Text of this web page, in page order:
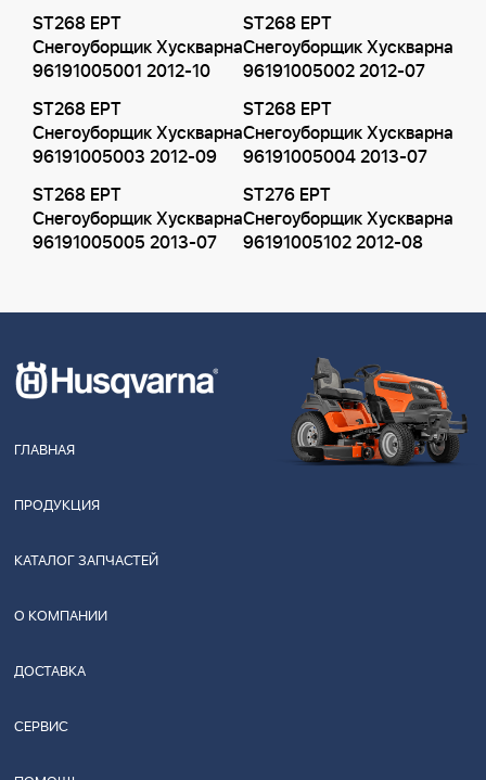
ST268 EPT
Снегоуборщик Хускварна
96191005001 2012-10
ST268 EPT
Снегоуборщик Хускварна
96191005002 2012-07
ST268 EPT
Снегоуборщик Хускварна
96191005003 2012-09
ST268 EPT
Снегоуборщик Хускварна
96191005004 2013-07
ST268 EPT
Снегоуборщик Хускварна
96191005005 2013-07
ST276 EPT
Снегоуборщик Хускварна
96191005102 2012-08
ГЛАВНАЯ
ПРОДУКЦИЯ
КАТАЛОГ ЗАПЧАСТЕЙ
О КОМПАНИИ
ДОСТАВКА
СЕРВИС